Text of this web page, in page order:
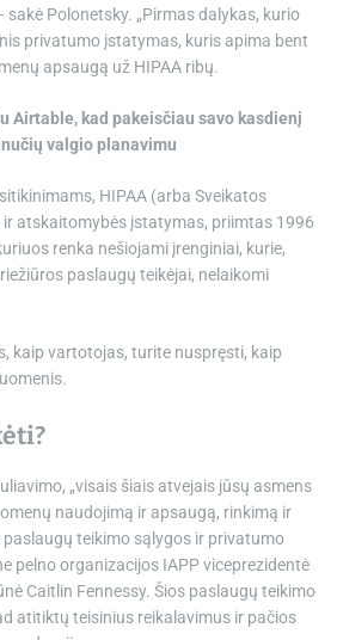
sakė Polonetsky. „Pirmas dalykas, kurio
privatumo įstatymas, kuris apima bent
apsaugą už HIPAA ribų.
Airtable, kad pakeisčiau savo kasdienį
valgio planavimu
HIPAA (arba Sveikatos
atskaitomybės įstatymas, priimtas 1996
renka nešiojami įrenginiai, kurie,
paslaugų teikėjai, nelaikomi
kaip vartotojas, turite nuspręsti, kaip
„visais šiais atvejais jūsų asmens
naudojimą ir apsaugą, rinkimą ir
teikimo sąlygos ir privatumo
pelno organizacijos IAPP viceprezidentė
Caitlin Fennessy. Šios paslaugų teikimo
atitiktų teisinius reikalavimus ir pačios